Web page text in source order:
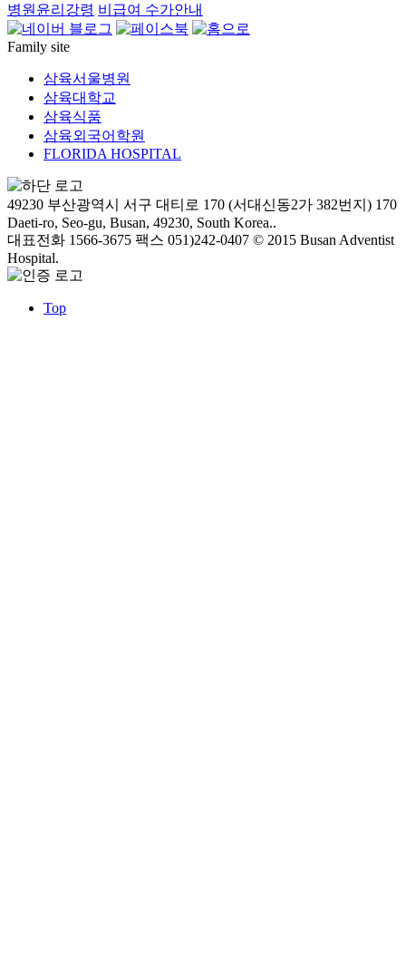
병원윤리강령 비급여 수가안내
Family site
삼육서울병원
삼육대학교
삼육식품
삼육외국어학원
FLORIDA HOSPITAL
49230 부산광역시 서구 대티로 170 (서대신동2가 382번지) 170
Daeti-ro, Seo-gu, Busan, 49230, South Korea..
대표전화 1566-3675 팩스 051)242-0407 © 2015 Busan Adventist
Hospital.
Top